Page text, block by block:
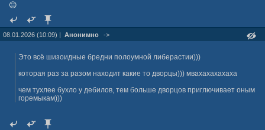
😐
08.01.2026 (10:09) | Анонимно ->
Это всё шизоидные бредни полоумной либерастии)))
которая раз за разом находит какие то дворцы))) мвахахахахаха
чем тухлее бухло у дебилов, тем больше дворцов приглючивает оным
горемыкам)))